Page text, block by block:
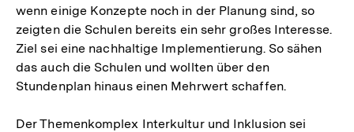
wenn einige Konzepte noch in der Planung sind, so
zeigten die Schulen bereits ein sehr großes Interesse.
Ziel sei eine nachhaltige Implementierung. So sähen
das auch die Schulen und wollten über den
Stundenplan hinaus einen Mehrwert schaffen.
Der Themenkomplex Interkultur und Inklusion sei